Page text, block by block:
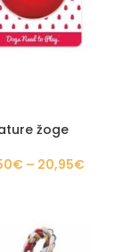
žoge
€ – 20,95€